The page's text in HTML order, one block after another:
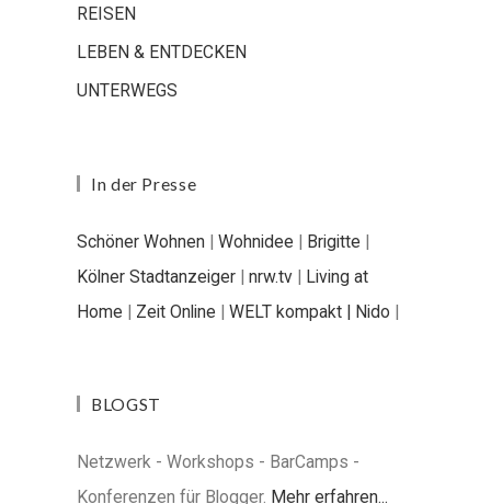
REISEN
LEBEN & ENTDECKEN
UNTERWEGS
In der Presse
Schöner Wohnen | Wohnidee | Brigitte |
Kölner Stadtanzeiger | nrw.tv | Living at
Home | Zeit Online | WELT kompakt | Nido |
BLOGST
Netzwerk - Workshops - BarCamps -
Konferenzen für Blogger. Mehr erfahren...